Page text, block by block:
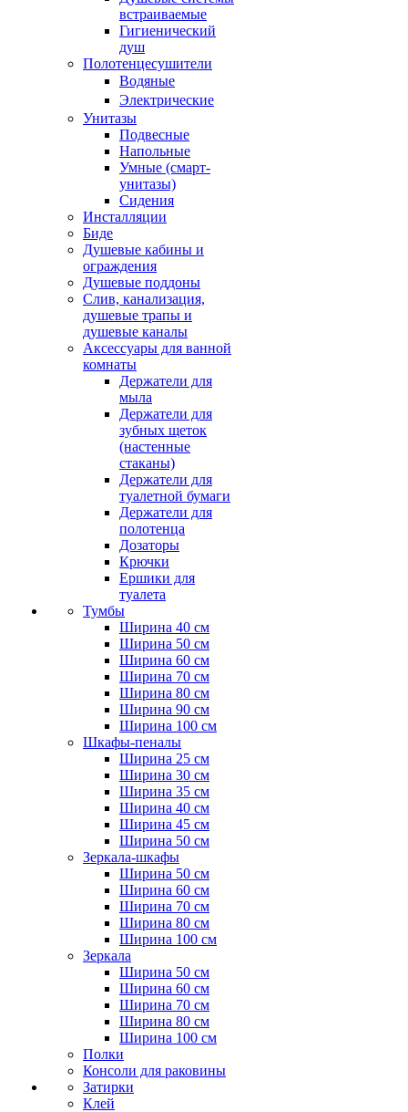
встраиваемые
Гигиенический
душ
Полотенцесушители
ㅤВодяные
ㅤЭлектрические
Унитазы
Подвесные
Напольные
Умные (смарт-
унитазы)
Сидения
Инсталляции
Биде
Душевые кабины и
ограждения
Душевые поддоны
Слив, канализация,
душевые трапы и
душевые каналы
Аксессуары для ванной
комнаты
Держатели для
мыла
Держатели для
зубных щеток
(настенные
стаканы)
Держатели для
туалетной бумаги
Держатели для
полотенца
Дозаторы
Крючки
Ершики для
туалета
Тумбы
Ширина 40 см
Ширина 50 см
Ширина 60 см
Ширина 70 см
Ширина 80 см
Ширина 90 см
Ширина 100 см
Шкафы-пеналы
Ширина 25 см
Ширина 30 см
Ширина 35 см
Ширина 40 см
Ширина 45 см
Ширина 50 см
Зеркала-шкафы
Ширина 50 см
Ширина 60 см
Ширина 70 см
Ширина 80 см
Ширина 100 см
Зеркала
Ширина 50 см
Ширина 60 см
Ширина 70 см
Ширина 80 см
Ширина 100 см
Полки
Консоли для раковины
Затирки
Клей